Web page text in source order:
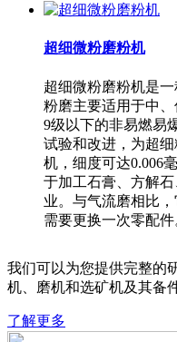
超细微粉磨粉机
超细微粉磨粉机是
粉磨主要适用于中
9级以下的非易燃易
试验和改进，为超
机，细度可达0.006
于加工石膏、方解
业。与气流磨相比
需要更换一次零配
我们可以为您提供完整的
机、磨机和选矿机及其备件
了解更多